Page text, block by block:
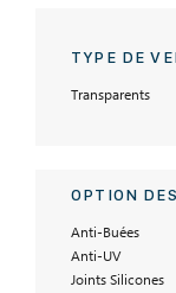
TYPE DE
Transparents
OPTION
Anti-Buées
Anti-UV
Joints Silicones